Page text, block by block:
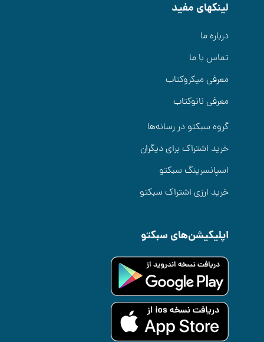
لینکهای مفید
درباره ما
تماس با ما
معرفی میکروکتاب
معرفی نانوکتاب
گروه سبکتو در رسانه‌ها
خرید اشتراک برای دیگران
اسپانسرینگ سبکتو
خرید ارزی اشتراک سبکتو
اپلیکیشن‌های سبکتو